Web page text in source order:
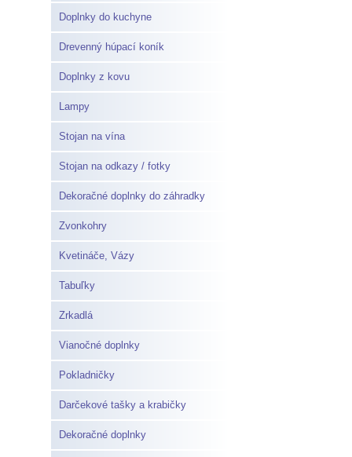
Doplnky do kuchyne
Drevenný húpací koník
Doplnky z kovu
Lampy
Stojan na vína
Stojan na odkazy / fotky
Dekoračné doplnky do záhradky
Zvonkohry
Kvetináče, Vázy
Tabuľky
Zrkadlá
Vianočné doplnky
Pokladničky
Darčekové tašky a krabičky
Dekoračné doplnky